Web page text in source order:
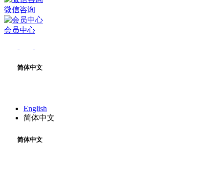
微信咨询
会员中心
简体中文
English
简体中文
简体中文